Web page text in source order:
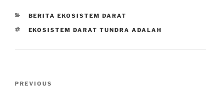
CATEGORIES
BERITA EKOSISTEM DARAT
TAGS
EKOSISTEM DARAT TUNDRA ADALAH
Previous
PREVIOUS